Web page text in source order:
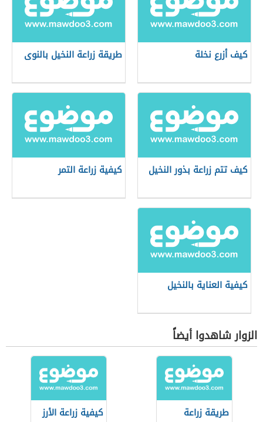
كيف أزرع نخلة طريقة زراعة النخيل بالنوى
كيف تتم زراعة بذور النخيل كيفية زراعة التمر
كيفية العناية بالنخيل
الزوار شاهدوا أيضاً
طريقة زراعة
كيفية زراعة الأرز